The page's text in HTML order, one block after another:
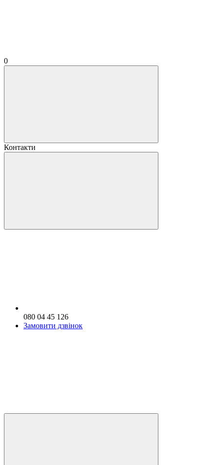
0
Контакти
080 04 45 126
Замовити дзвінок